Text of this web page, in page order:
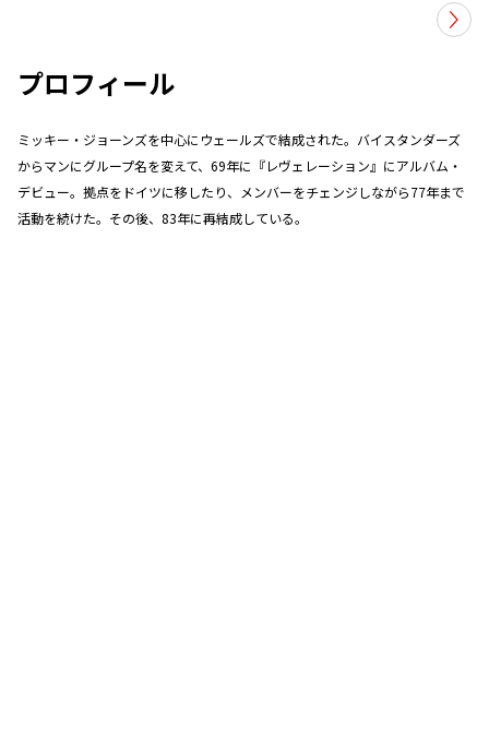
プロフィール
ミッキー・ジョーンズを中心にウェールズで結成された。バイスタンダーズ
からマンにグループ名を変えて、69年に『レヴェレーション』にアルバム・
デビュー。拠点をドイツに移したり、メンバーをチェンジしながら77年まで
活動を続けた。その後、83年に再結成している。